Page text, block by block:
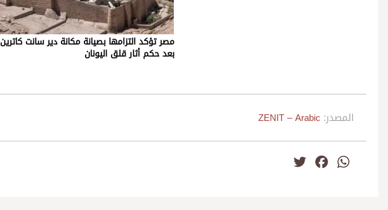
مصر تؤكد التزامها بصيانة مكانة دير سانت كاترين
بعد حكم أثار قلق اليونان
المصدر: ZENIT – Arabic
WhatsApp
Facebook